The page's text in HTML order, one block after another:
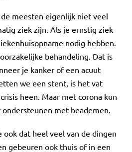
meesten eigenlijk niet veel
ziek zijn. Als je ernstig ziek
nodig hebben.
behandeling. Dat is
je kanker of een acuut
we een stent, is het vat
heen. Maar met corona kun
met beademen.
dat heel veel van de dingen
gebeuren ook thuis of in een